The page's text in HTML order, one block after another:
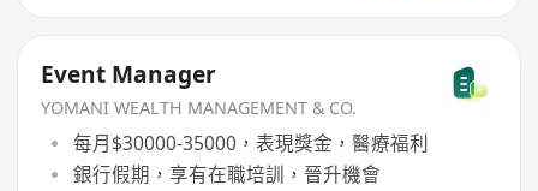
Event Manager
YOMANI WEALTH MANAGEMENT & CO.
每月$30000-35000，表現獎金，醫療福利
銀行假期，享有在職培訓，晉升機會